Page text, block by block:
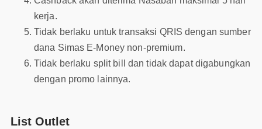
kerja.
Tidak berlaku untuk transaksi QRIS dengan sumber
dana Simas E-Money non-premium.
Tidak berlaku split bill dan tidak dapat digabungkan
dengan promo lainnya.
List Outlet